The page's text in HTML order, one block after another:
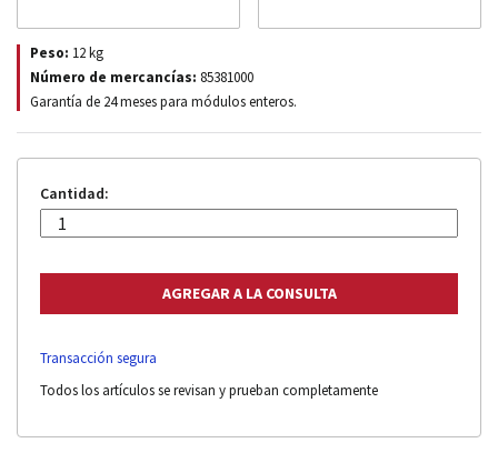
Peso: 12kg
Número de mercancías: 85381000
Garantía de 24 meses para módulos enteros.
Cantidad:
Transacción segura
Todos los artículos se revisan y prueban completamente